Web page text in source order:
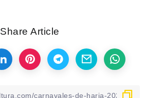
Share Article